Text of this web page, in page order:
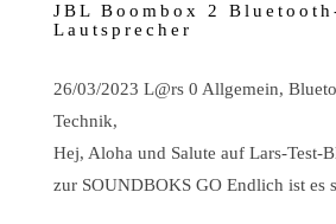
JBL Boombox 2
Lautsprecher
26/03/2023 L@rs 0 Allgemein,
Technik,
Hej, Aloha und Salute auf Lars-Test-
zur SOUNDBOKS GO Endlich ist es